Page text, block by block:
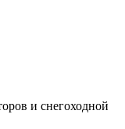
и снегоходной